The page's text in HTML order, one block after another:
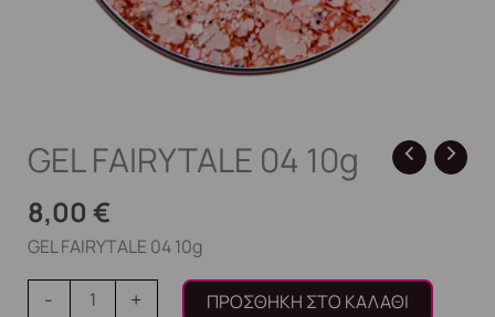
GEL FAIRYTALE 04 10g
8,00 €
GEL FAIRYTALE 04 10g
- + ΠΡΟΣΘΉΚΗ ΣΤΟ ΚΑΛΆΘΙ